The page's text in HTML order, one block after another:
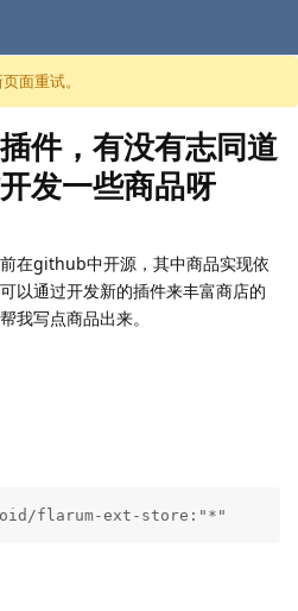
面重试。
件，有没有志同道
发一些商品呀
在github中开源，其中商品实现依
以通过开发新的插件来丰富商店的
我写点商品出来。
flarum-ext-store:"*"